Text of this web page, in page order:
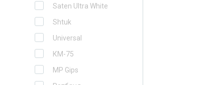
Saten Ultra White
Shtuk
Universal
КМ-75
МP Gips